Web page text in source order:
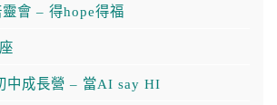
會 – 得hope得福
中成長營 – 當AI say HI